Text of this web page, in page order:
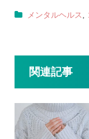
メンタルヘルス
関連記事